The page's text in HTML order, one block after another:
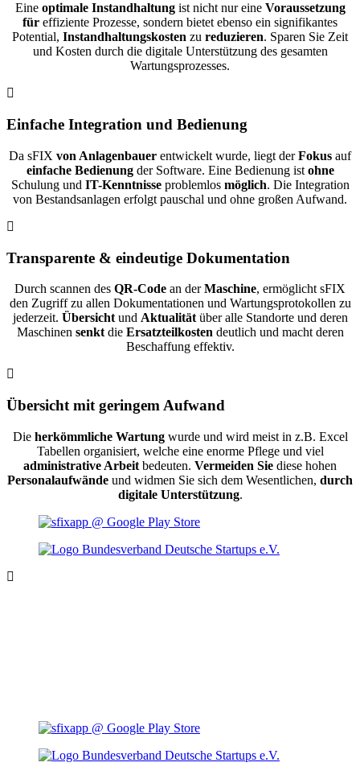
Eine optimale Instandhaltungist nicht nur eine Voraussetzung
für effiziente Prozesse, sondern bietet ebenso ein signifikantes
Potential, Instandhaltungskosten zu reduzieren. Sparen Sie Zeit
und Kosten durch die digitale Unterstützung des gesamten
Wartungsprozesses.
Einfache Integration und Bedienung
Da sFIX von Anlagenbauer entwickelt wurde, liegt derFokus auf
einfache Bedienungder Software. Eine Bedienung ist ohne
Schulung und IT-Kenntnisseproblemlos möglich. Die Integration
von Bestandsanlagen erfolgt pauschal und ohne großen Aufwand.
Transparente & eindeutige Dokumentation
Durch scannen des QR-Code an derMaschine, ermöglicht sFIX
den Zugriff zu allen Dokumentationen und Wartungsprotokollen zu
jederzeit. Übersichtund Aktualitätüber alle Standorte und deren
Maschinen senktdie Ersatzteilkosten deutlich und macht deren
Beschaffung effektiv.
Übersicht mit geringem Aufwand
Die herkömmliche Wartungwurde und wird meist in z.B. Excel
Tabellen organisiert, welche eine enorme Pflege und viel
administrative Arbeit bedeuten. Vermeiden Sie diese hohen
Personalaufwände und widmen Sie sich dem Wesentlichen, durch
digitale Unterstützung.